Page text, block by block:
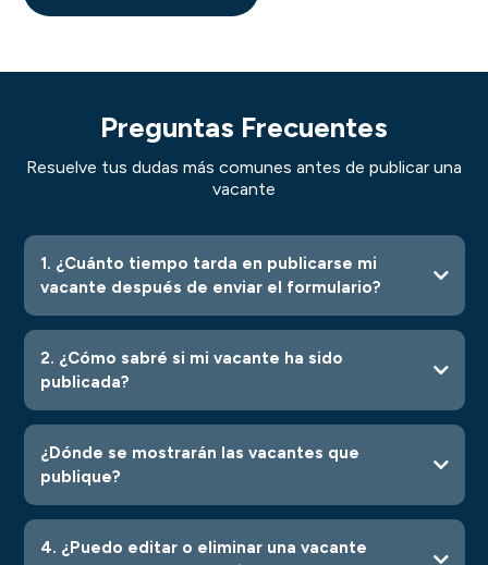
Preguntas Frecuentes
Resuelve tus dudas más comunes antes de publicar una
vacante
1. ¿Cuánto tiempo tarda en publicarse mi
vacante después de enviar el formulario?
2. ¿Cómo sabré si mi vacante ha sido
publicada?
¿Dónde se mostrarán las vacantes que
publique?
4. ¿Puedo editar o eliminar una vacante